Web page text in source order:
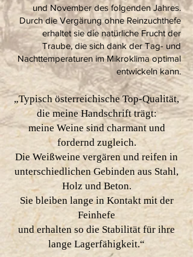
und November des folgenden Jahres.
Durch die Vergärung ohne Reinzuchthefe
erhaltet sie die natürliche Frucht der
Traube, die sich dank der Tag- und
Nachttemperaturen im Mikroklima optimal
entwickeln kann.
„Typisch österreichische Top-Qualität,
die meine Handschrift trägt:
meine Weine sind charmant und
fordernd zugleich.
Die Weißweine vergären und reifen in
unterschiedlichen Gebinden aus Stahl,
Holz und Beton.
Sie bleiben lange in Kontakt mit der
Feinhefe
und erhalten so die Stabilität für ihre
lange Lagerfähigkeit.“